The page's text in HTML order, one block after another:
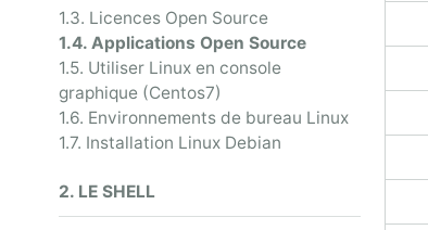
1.3. Licences Open Source
1.4. Applications Open Source
1.5. Utiliser Linux en console
graphique (Centos7)
1.6. Environnements de bureau Linux
1.7. Installation Linux Debian
2. LE SHELL